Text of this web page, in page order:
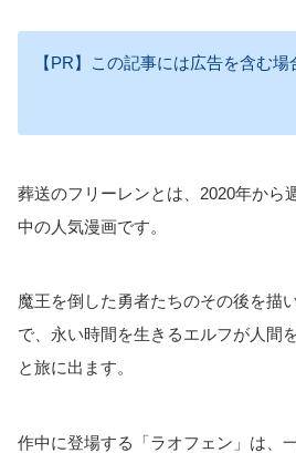
【PR】この記事には広告を含む
葬送のフリーレンとは、2020年から
中の人気漫画です。
魔王を倒した勇者たちのその後を描
で、永い時間を生きるエルフが人間
と旅に出ます。
作中に登場する「ラオフェン」は、